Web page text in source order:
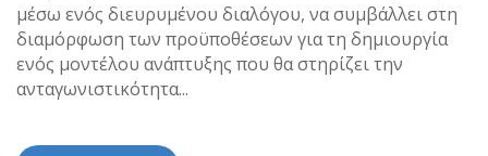
μέσω ενός διευρυμένου διαλόγου, να συμβάλλει στη
διαμόρφωση των προϋποθέσεων για τη δημιουργία
ενός μοντέλου ανάπτυξης που θα στηρίζει την
ανταγωνιστικότητα...